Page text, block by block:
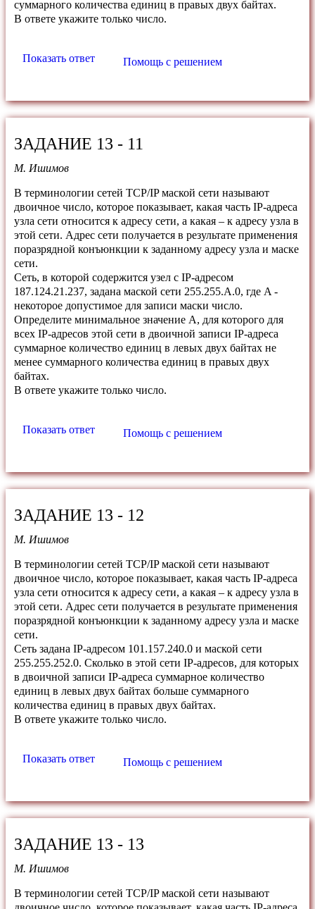
суммарного количества единиц в правых двух байтах.
В ответе укажите только число.
Показать ответ Помощь с решением
ЗАДАНИЕ 13 - 11
М. Ишимов
В терминологии сетей TCP/IP маской сети называют
двоичное число, которое показывает, какая часть IP-адреса
узла сети относится к адресу сети, а какая – к адресу узла в
этой сети. Адрес сети получается в результате применения
поразрядной конъюнкции к заданному адресу узла и маске
сети.
Сеть, в которой содержится узел с IP-адресом
187.124.21.237, задана маской сети 255.255.A.0, где A -
некоторое допустимое для записи маски число.
Определите минимальное значение A, для которого для
всех IP-адресов этой сети в двоичной записи IP-адреса
суммарное количество единиц в левых двух байтах не
менее суммарного количества единиц в правых двух
байтах.
В ответе укажите только число.
Показать ответ Помощь с решением
ЗАДАНИЕ 13 - 12
М. Ишимов
В терминологии сетей TCP/IP маской сети называют
двоичное число, которое показывает, какая часть IP-адреса
узла сети относится к адресу сети, а какая – к адресу узла в
этой сети. Адрес сети получается в результате применения
поразрядной конъюнкции к заданному адресу узла и маске
сети.
Сеть задана IP-адресом 101.157.240.0 и маской сети
255.255.252.0. Сколько в этой сети IP-адресов, для которых
в двоичной записи IP-адреса суммарное количество
единиц в левых двух байтах больше суммарного
количества единиц в правых двух байтах.
В ответе укажите только число.
Показать ответ Помощь с решением
ЗАДАНИЕ 13 - 13
М. Ишимов
В терминологии сетей TCP/IP маской сети называют